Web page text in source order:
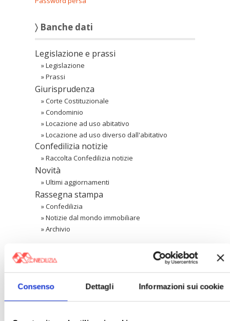
Consenso Dettagli Informazioni sui cookie
〉 Banche dati
Legislazione e prassi
»Legislazione
»Prassi
Giurisprudenza
»Corte Costituzionale
»Condominio
»Locazione ad uso abitativo
»Locazione ad uso diverso dall'abitativo
Confedilizia notizie
»Raccolta Confedilizia notizie
Novità
»Ultimi aggiornamenti
Rassegna stampa
»Confedilizia
»Notizie dal mondo immobiliare
»Archivio
Cerca
〉 Area riservata Associazioni